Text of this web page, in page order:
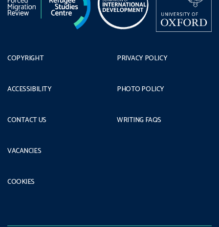
COPYRIGHT
ACCESSIBILITY
CONTACT US
PRIVACY POLICY
PHOTO POLICY
WRITING FAQS
VACANCIES
COOKIES